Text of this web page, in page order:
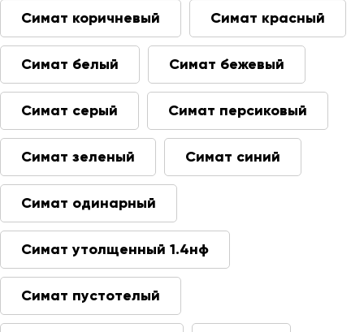
Симат коричневый Симат красный
Симат белый Симат бежевый
Симат серый Симат персиковый
Симат зеленый Симат синий
Симат одинарный
Симат утолщенный 1.4нф
Симат пустотелый